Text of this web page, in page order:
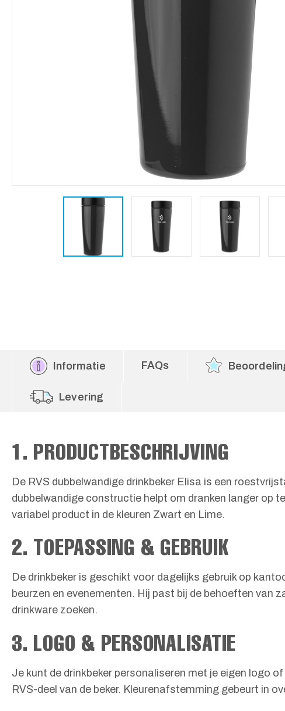
Informatie FAQs
Levering
1. PRODUCTBESCHRIJVING
De RVS dubbelwandige drinkbeker Elisa is een
dubbelwandige constructie helpt om dranken langer op
variabel product in de kleuren Zwart en Lime.
2. TOEPASSING & GEBRUIK
De drinkbeker is geschikt voor dagelijks gebruik op
beurzen en evenementen. Hij past bij de behoeften van
drinkware zoeken.
3. LOGO & PERSONALISATIE
Je kunt de drinkbeker personaliseren met je eigen logo
RVS-deel van de beker. Kleurenafstemming gebeurt in